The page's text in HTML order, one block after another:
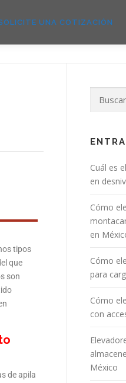
UNA COTIZACIÓN
tipos
que
son
de apila
Cuál es
en
Cómo
en
Cómo
para
Cómo
con
México